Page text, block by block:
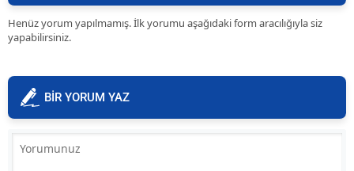
Henüz yorum yapılmamış. İlk yorumu aşağıdaki form aracılığıyla siz
yapabilirsiniz.
BİR YORUM YAZ